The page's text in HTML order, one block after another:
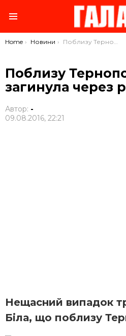
You are here:
Home Новини Поблизу Тернополя жінка загинула через ремонт сходів
Поблизу
загинула через
Автор: -
09.08.2016, 22:21
Нещасний випадок
Біла, що поблизу